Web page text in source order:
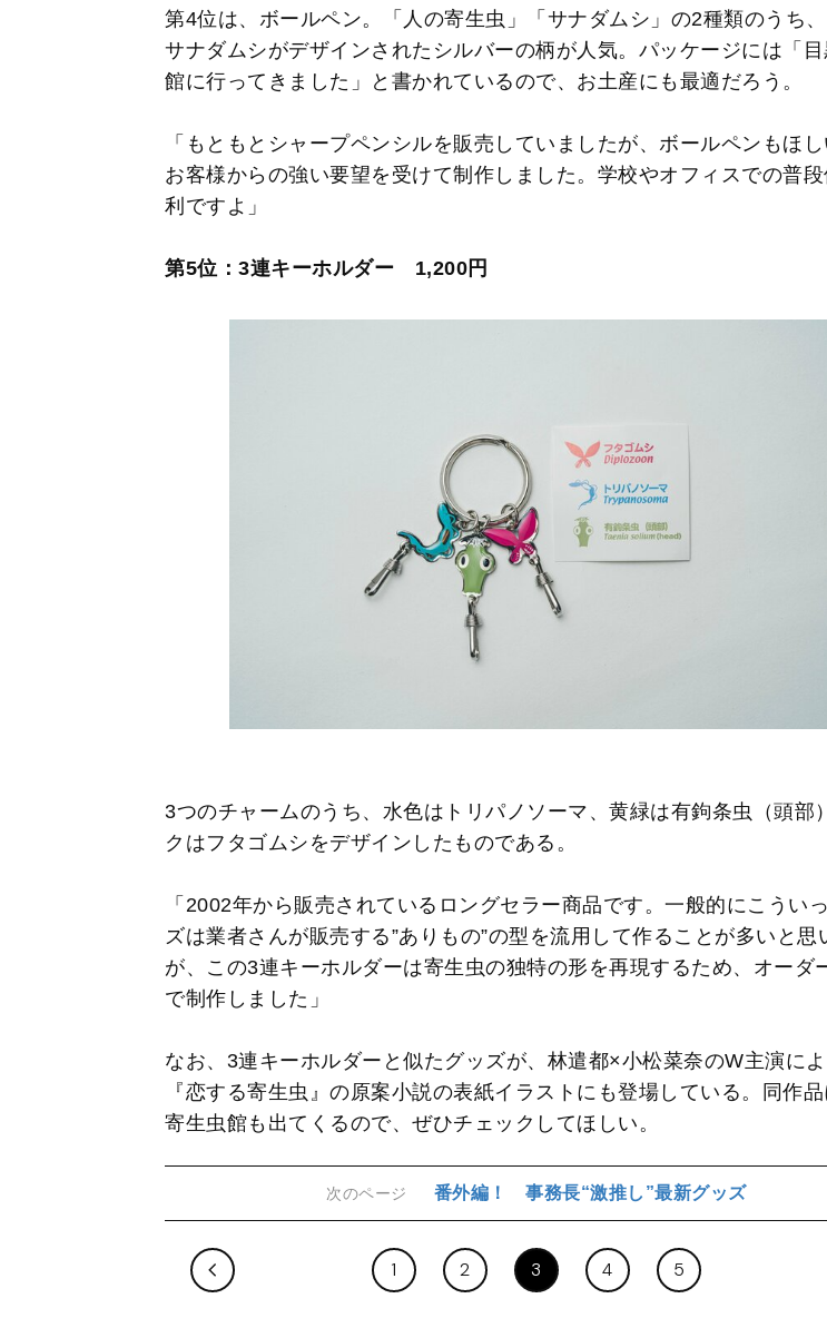
第4位は、ボールペン。「人の寄生虫」「サナダムシ」の2種類のうち
サナダムシがデザインされたシルバーの柄が人気。パッケージには「
館に行ってきました」と書かれているので、お土産にも最適だろう。
「もともとシャープペンシルを販売していましたが、ボールペンもほし
お客様からの強い要望を受けて制作しました。学校やオフィスでの普
利ですよ」
第5位：3連キーホルダー 1,200円
3つのチャームのうち、水色はトリパノソーマ、黄緑は有鉤条虫（頭部
クはフタゴムシをデザインしたものである。
「2002年から販売されているロングセラー商品です。一般的にこうい
ズは業者さんが販売する”ありもの”の型を流用して作ることが多いと思
が、この3連キーホルダーは寄生虫の独特の形を再現するため、オーダ
で制作しました」
なお、3連キーホルダーと似たグッズが、林遣都×小松菜奈のW主演に
『恋する寄生虫』の原案小説の表紙イラストにも登場している。同作
寄生虫館も出てくるので、ぜひチェックしてほしい。
次のページ 番外編！ 事務長“激推し”最新グッズ
1 2 3 4 5